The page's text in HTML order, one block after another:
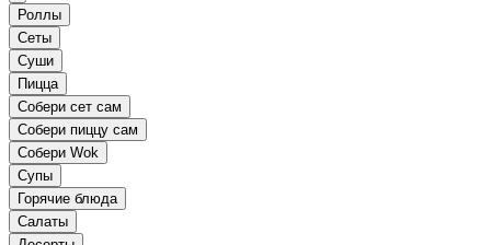
Роллы
Сеты
Суши
Пицца
Собери сет сам
Собери пиццу сам
Собери Wok
Супы
Горячие блюда
Салаты